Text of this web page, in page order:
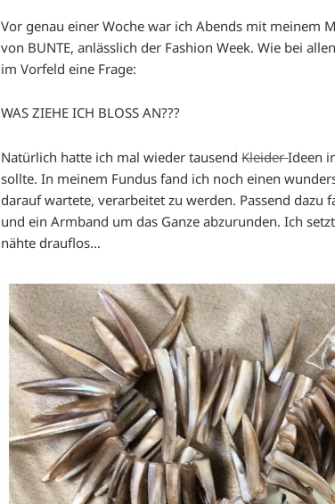
Vor genau einer Woche war ich Abends mit meinem
von BUNTE, anlässlich der Fashion Week. Wie bei
im Vorfeld eine Frage:
WAS ZIEHE ICH BLOSS AN???
Natürlich hatte ich mal wieder tausendKleider Ideen
sollte. In meinem Fundus fand ich noch einen
darauf wartete, verarbeitet zu werden. Passend dazu
und ein Armband um das Ganze abzurunden. Ich
nähte drauflos…